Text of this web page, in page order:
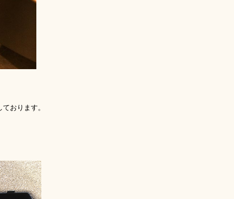
おります。